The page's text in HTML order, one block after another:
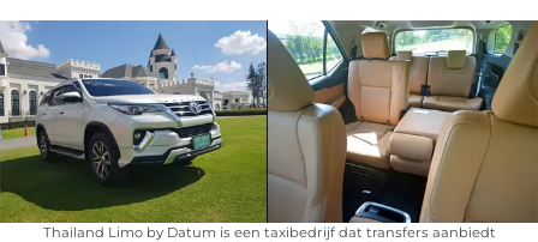
Thailand Limo by Datum is een taxibedrijf dat transfers aanbiedt